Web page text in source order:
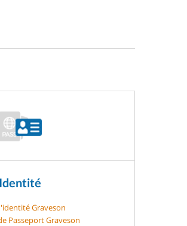
Identité
Graveson
Passeport Graveson